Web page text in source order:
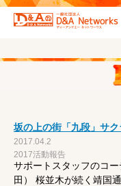
坂の上の街「九段」サク
2017.04.2
2017活動報告
サポートスタッフのコ
田） 桜並木が続く靖国
HOME
プロジェクト概要
協力団体